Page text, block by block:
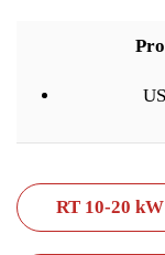
RT 10-20